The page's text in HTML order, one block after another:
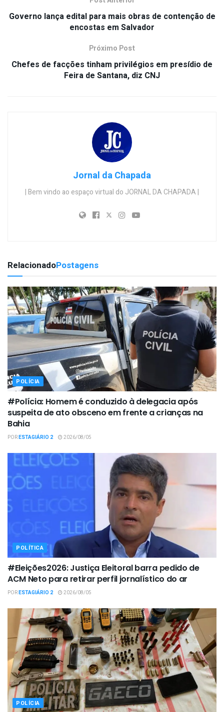
Governo lança edital para mais obras de contenção de
encostas em Salvador
Próximo Post
Chefes de facções tinham privilégios em presídio de
Feira de Santana, diz CNJ
Jornal da Chapada
| Bem vindo ao espaço virtual do JORNAL DA CHAPADA |
RelacionadoPostagens
POLÍCIA
#Polícia: Homem é conduzido à delegacia após
suspeita de ato obsceno em frente a crianças na
Bahia
PORESTAGIÁRIO 2 2026/08/05
POLÍTICA
#Eleições2026: Justiça Eleitoral barra pedido de
ACM Neto para retirar perfil jornalístico do ar
PORESTAGIÁRIO 2 2026/08/05
POLÍCIA